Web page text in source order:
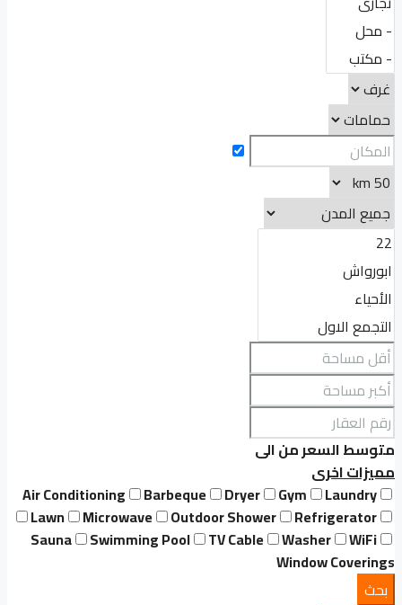
متوسط السعرمنالى
مميزات اخرى
Air Conditioning
Barbeque Dryer Gym
Laundry
Lawn
Microwave Outdoor Shower
Refrigerator
Sauna
Swimming Pool TV Cable Washer
WiFi
Window Coverings
بحث